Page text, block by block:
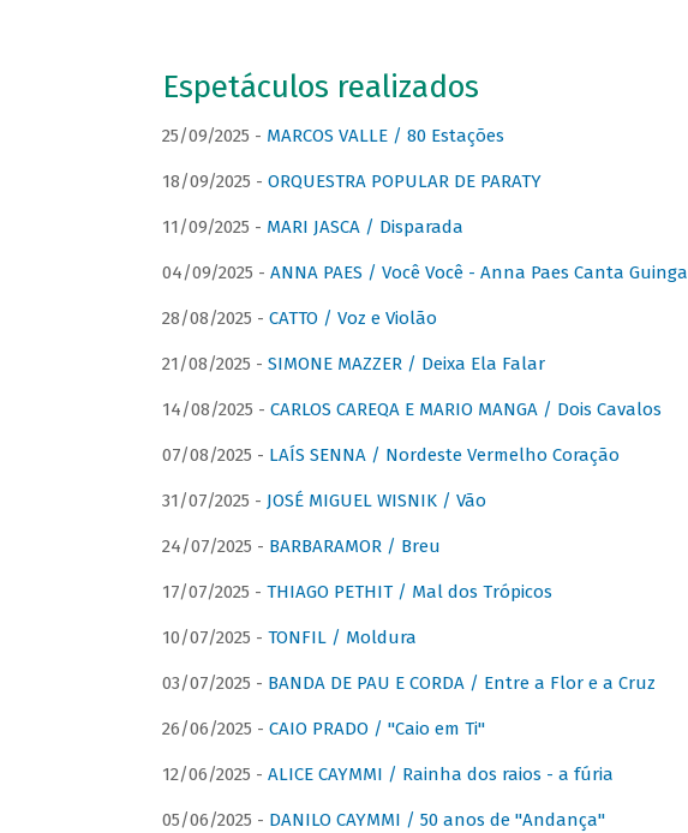
Espetáculos realizados
25/09/2025 - MARCOS VALLE / 80 Estações
18/09/2025 - ORQUESTRA POPULAR DE PARATY
11/09/2025 - MARI JASCA / Disparada
04/09/2025 - ANNA PAES / Você Você - Anna Paes Canta Guinga
28/08/2025 - CATTO / Voz e Violão
21/08/2025 - SIMONE MAZZER / Deixa Ela Falar
14/08/2025 - CARLOS CAREQA E MARIO MANGA / Dois Cavalos
07/08/2025 - LAÍS SENNA / Nordeste Vermelho Coração
31/07/2025 - JOSÉ MIGUEL WISNIK / Vão
24/07/2025 - BARBARAMOR / Breu
17/07/2025 - THIAGO PETHIT / Mal dos Trópicos
10/07/2025 - TONFIL / Moldura
03/07/2025 - BANDA DE PAU E CORDA / Entre a Flor e a Cruz
26/06/2025 - CAIO PRADO / "Caio em Ti"
12/06/2025 - ALICE CAYMMI / Rainha dos raios - a fúria
05/06/2025 - DANILO CAYMMI / 50 anos de "Andança"